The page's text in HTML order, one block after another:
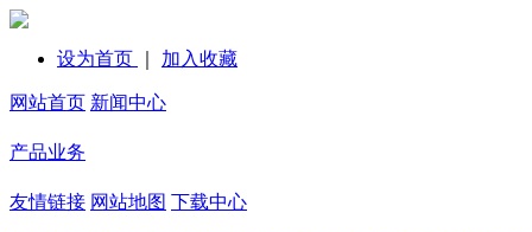
设为首页 加入收藏
网站首页 新闻中心
产品业务
友情链接 网站地图 下载中心